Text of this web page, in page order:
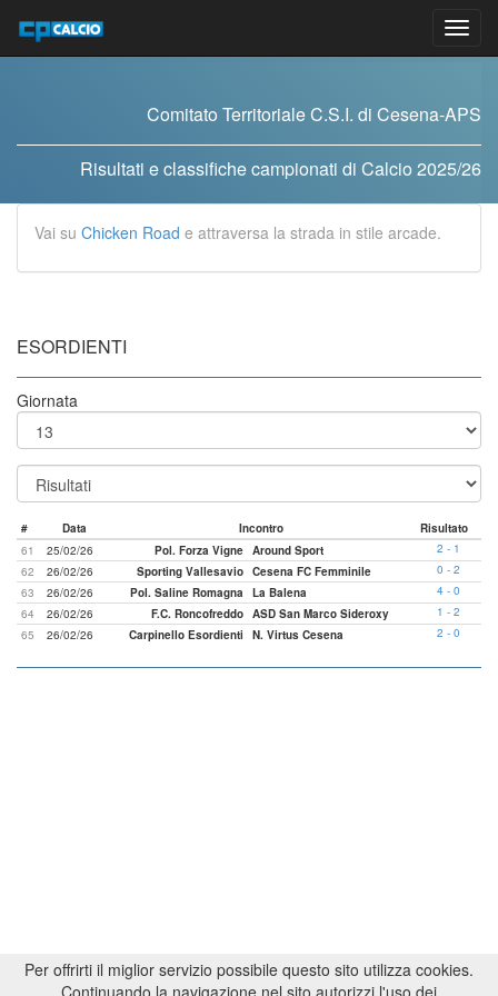
contenuto
Comitato Territoriale C.S.I. di Cesena-APS
Risultati e classifiche campionati di Calcio 2025/26
Vai su Chicken Road e attraversa la strada in stile arcade.
ESORDIENTI
Giornata
# Data Incontro
Risultato
61
25/02/26 Pol. Forza Vigne Around Sport
2 - 1
62
26/02/26 Sporting Vallesavio Cesena FC Femminile
0 - 2
63
26/02/26 Pol. Saline Romagna La Balena
4 - 0
64
26/02/26 F.C. Roncofreddo ASD San Marco Sideroxy
1 - 2
65
26/02/26 Carpinello Esordienti N. Virtus Cesena 2 - 0
Per offrirti il miglior servizio possibile questo sito utilizza cookies.
Continuando la navigazione nel sito autorizzi l'uso dei